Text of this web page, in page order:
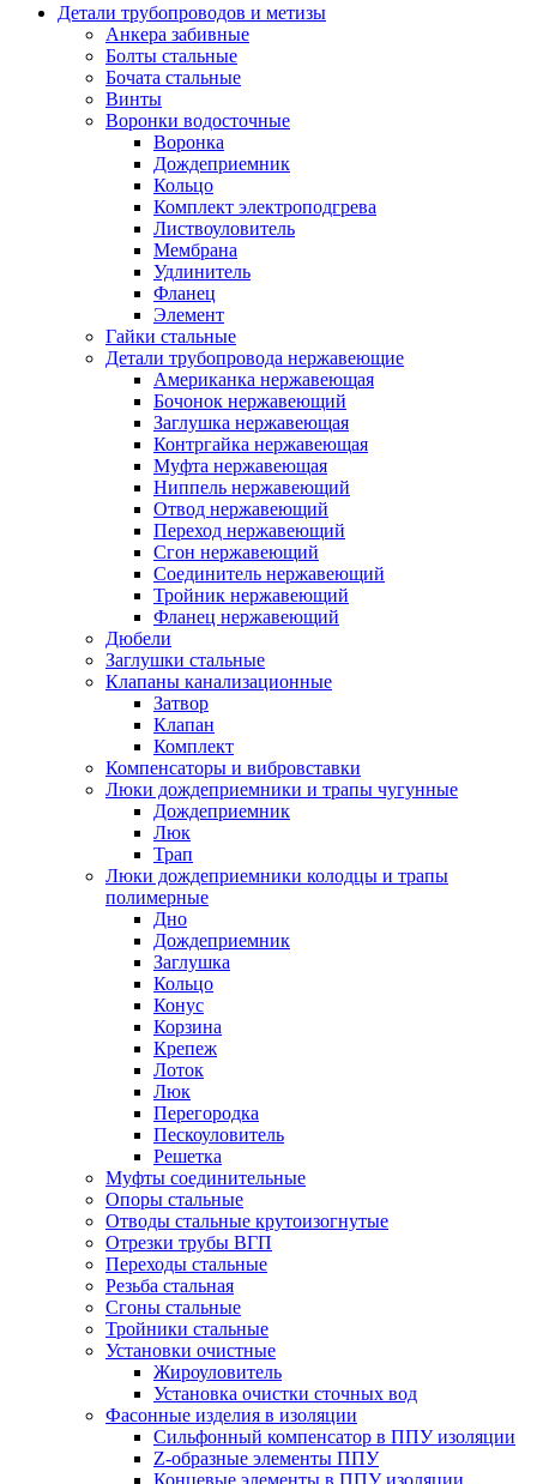
Детали трубопроводов и метизы
Анкера забивные
Болты стальные
Бочата стальные
Винты
Воронки водосточные
Воронка
Дождеприемник
Кольцо
Комплект электроподгрева
Листвоуловитель
Мембрана
Удлинитель
Фланец
Элемент
Гайки стальные
Детали трубопровода нержавеющие
Американка нержавеющая
Бочонок нержавеющий
Заглушка нержавеющая
Контргайка нержавеющая
Муфта нержавеющая
Ниппель нержавеющий
Отвод нержавеющий
Переход нержавеющий
Сгон нержавеющий
Соединитель нержавеющий
Тройник нержавеющий
Фланец нержавеющий
Дюбели
Заглушки стальные
Клапаны канализационные
Затвор
Клапан
Комплект
Компенсаторы и вибровставки
Люки дождеприемники и трапы чугунные
Дождеприемник
Люк
Трап
Люки дождеприемники колодцы и трапы
полимерные
Дно
Дождеприемник
Заглушка
Кольцо
Конус
Корзина
Крепеж
Лоток
Люк
Перегородка
Пескоуловитель
Решетка
Муфты соединительные
Опоры стальные
Отводы стальные крутоизогнутые
Отрезки трубы ВГП
Переходы стальные
Резьба стальная
Сгоны стальные
Тройники стальные
Установки очистные
Жироуловитель
Установка очистки сточных вод
Фасонные изделия в изоляции
Cильфонный компенсатор в ППУ изоляции
Z-образные элементы ППУ
Концевые элементы в ППУ изоляции